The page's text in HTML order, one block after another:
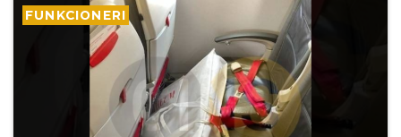
FUNKCIONERI